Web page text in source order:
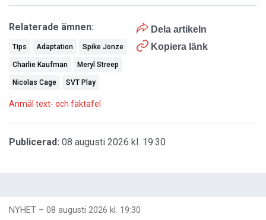
Dela artikeln
Kopiera länk
Relaterade ämnen:
Tips Adaptation Spike Jonze
Charlie Kaufman Meryl Streep
Nicolas Cage SVT Play
Anmäl text- och faktafel
Publicerad: 08 augusti 2026 kl. 19:30
NYHET – 08 augusti 2026 kl. 19:30